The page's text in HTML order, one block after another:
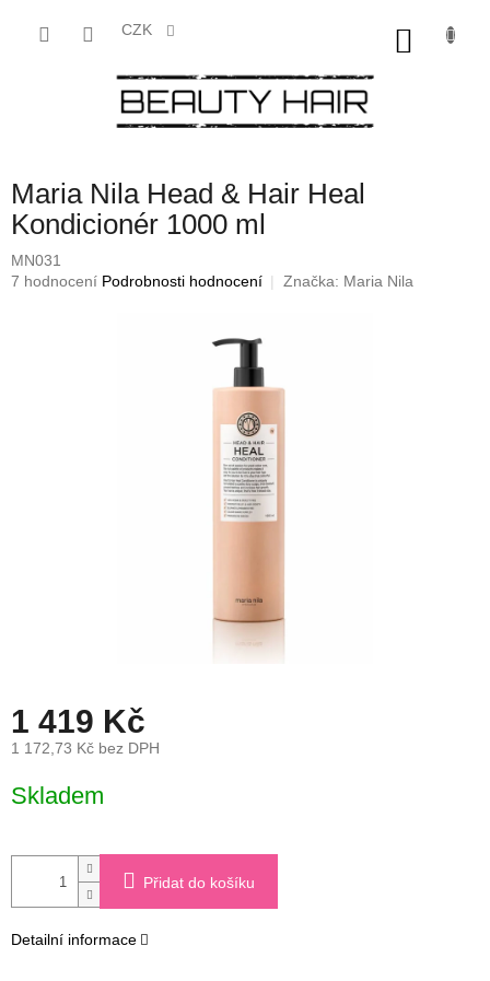
CZK
Maria Nila Head & Hair Heal
Kondicionér 1000 ml
MN031
Průměrné
7 hodnocení Podrobnosti hodnocení Značka: Maria Nila
1 419 Kč
1 172,73 Kč bez DPH
cena:
Skladem
Přidat do košíku
Detailní informace